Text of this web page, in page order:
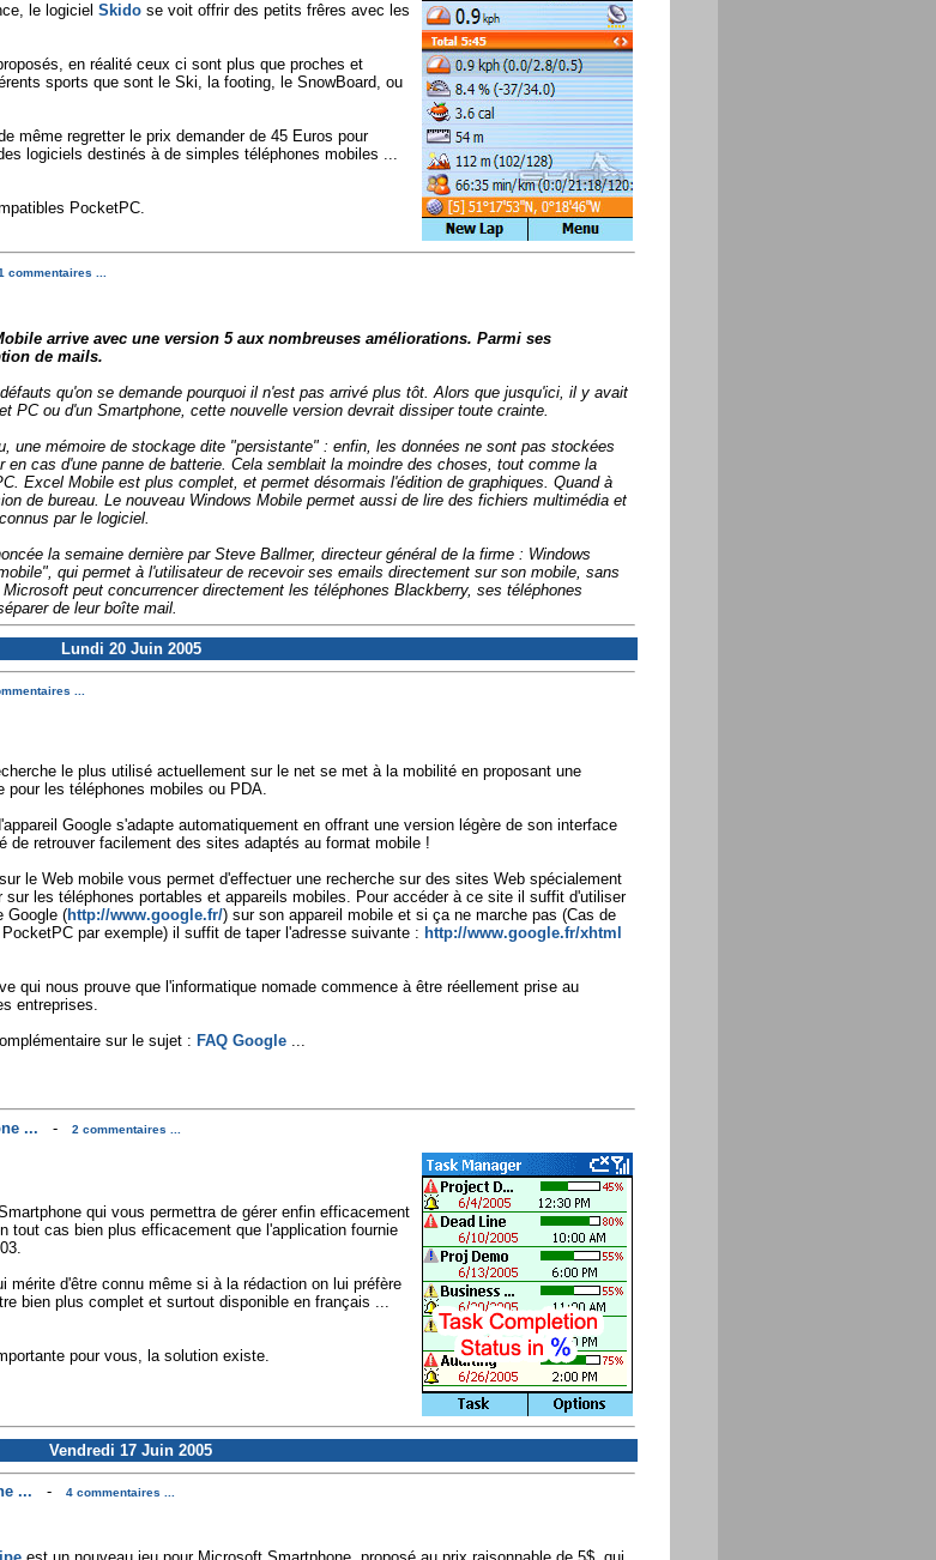
le logiciel Skidose voit offrir des petits frêres avec les
en réalité ceux ci sont plus que proches et
sports que sont le Ski, la footing, le SnowBoard, ou
même regretter le prix demander de 45 Euros pour
logiciels destinés à de simples téléphones mobiles ...
PocketPC.
commentaires ...
arrive avec une version 5 aux nombreuses améliorations. Parmi ses
de mails.
qu'on se demande pourquoi il n'est pas arrivé plus tôt. Alors que jusqu'ici, il y avait
PC ou d'un Smartphone, cette nouvelle version devrait dissiper toute crainte.
une mémoire de stockage dite "persistante" : enfin, les données ne sont pas stockées
cas d'une panne de batterie. Cela semblait la moindre des choses, tout comme la
Excel Mobile est plus complet, et permet désormais l'édition de graphiques. Quand à
de bureau. Le nouveau Windows Mobile permet aussi de lire des fichiers multimédia et
par le logiciel.
la semaine dernière par Steve Ballmer, directeur général de la firme : Windows
qui permet à l'utilisateur de recevoir ses emails directement sur son mobile, sans
peut concurrencer directement les téléphones Blackberry, ses téléphones
de leur boîte mail.
Lundi 20 Juin 2005
...
le plus utilisé actuellement sur le net se met à la mobilité en proposant une
pour les téléphones mobiles ou PDA.
Google s'adapte automatiquement en offrant une version légère de son interface
de retrouver facilement des sites adaptés au format mobile !
le Web mobile vous permet d'effectuer une recherche sur des sites Web spécialement
sur les téléphones portables et appareils mobiles. Pour accéder à ce site il suffit d'utiliser
Google (http://www.google.fr/) sur son appareil mobile et si ça ne marche pas (Cas de
par exemple) il suffit de taper l'adresse suivante : http://www.google.fr/xhtml
qui nous prouve que l'informatique nomade commence à être réellement prise au
entreprises.
sur le sujet : FAQ Google...
... -
2 commentaires ...
qui vous permettra de gérer enfin efficacement
tout cas bien plus efficacement que l'application fournie
d'être connu même si à la rédaction on lui préfère
bien plus complet et surtout disponible en français ...
pour vous, la solution existe.
Vendredi 17 Juin 2005
... -
4 commentaires ...